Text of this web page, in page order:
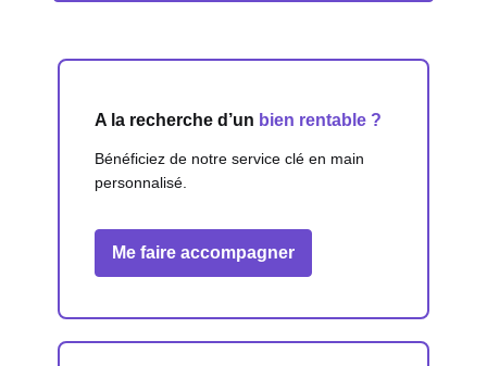
A la recherche d’un bien rentable ?
Bénéficiez de notre service clé en main
personnalisé.
Me faire accompagner